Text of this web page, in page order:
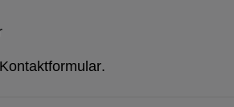
Kontaktformular.